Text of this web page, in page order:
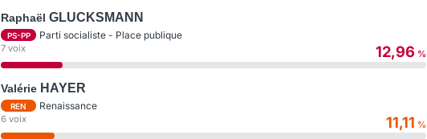
RaphaëlGLUCKSMANN
PS-PP Parti socialiste - Place publique
7 voix 12,96 %
Valérie HAYER
REN Renaissance
6 voix 11,11 %